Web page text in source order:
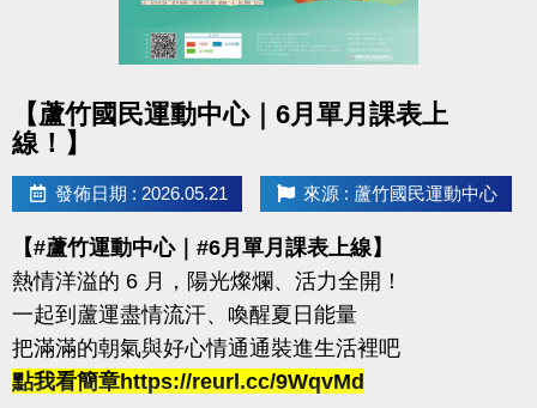
每站分開計時，完成一個循環才算成功！
120秒內完成指定動作，考驗你的體能與意志力
凡報名參賽即可獲得 #限量T-SHIRT乙件（數量有限，
送完為止）
加碼優惠 :
1.參賽者折扣：參賽者於活動後1週內可享9折購買家
教課程或團體課程（含體驗課程）。
2.運動持續挑戰方案：參賽者若於活動後1週內報名體
適能月會員或者海陸卡，可享9折優惠。
活動優惠不得與其他折扣、優惠、行銷活動合併使用
連絡資訊
【蘆竹國民運動中心｜6月單月課表上
線！】
發佈日期 : 2026.05.21 來源 : 蘆竹國民運動中心
【#蘆竹運動中心｜#6月單月課表上線】
熱情洋溢的 6 月，陽光燦爛、活力全開！
一起到蘆運盡情流汗、喚醒夏日能量
把滿滿的朝氣與好心情通通裝進生活裡吧
點我看簡章https://reurl.cc/9WqvMd